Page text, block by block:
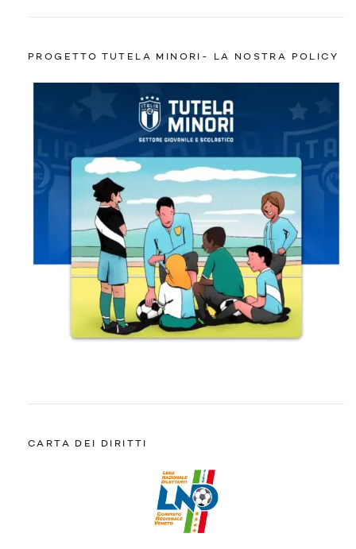
PROGETTO TUTELA MINORI- LA NOSTRA POLICY
CARTA DEI DIRITTI